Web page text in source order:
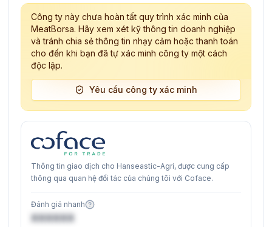
Công ty này chưa hoàn tất quy trình xác minh của
MeatBorsa. Hãy xem xét kỹ thông tin doanh nghiệp
và tránh chia sẻ thông tin nhạy cảm hoặc thanh toán
cho đến khi bạn đã tự xác minh công ty một cách
độc lập.
Yêu cầu công ty xác minh
Thông tin giao dịch cho Hanseastic-Agri, được cung cấp
thông qua quan hệ đối tác của chúng tôi với Coface.
Đánh giá nhanh
XXXXXX